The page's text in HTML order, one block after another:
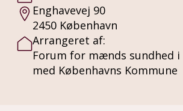
Enghavevej 90
2450 København
Arrangeret af:
Forum for mænds sundhed i
med Københavns Kommune